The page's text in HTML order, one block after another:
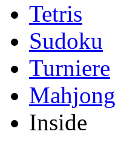
Tetris
Sudoku
Turniere
Mahjong
Inside